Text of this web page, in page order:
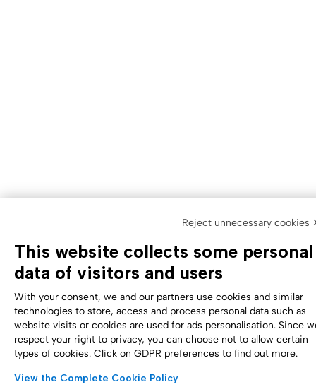
Reject unnecessary cookies
This website collects some personal
data of visitors and users
With your consent, we and our partners use cookies and similar
technologies to store, access and process personal data such as
website visits or cookies are used for ads personalisation. Since
respect your right to privacy, you can choose not to allow certain
types of cookies. Click on GDPR preferences to find out more.
View the Complete Cookie Policy